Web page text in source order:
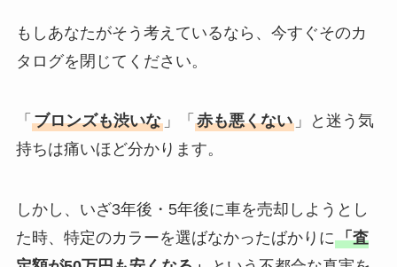
もしあなたがそう考えているなら、今すぐそのカ
タログを閉じてください。
「 ブロンズも渋いな」「 赤も悪くない」と迷う気
持ちは痛いほど分かります。
しかし、いざ3年後・5年後に車を売却しようとし
た時、特定のカラーを選ばなかったばかりに「査